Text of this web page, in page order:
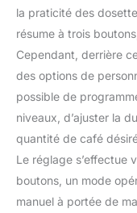
la praticité des
résume à trois
Cependant, derrière
des options de
possible de
niveaux, d’ajuster la
quantité de café
Le réglage s’effectue
boutons, un mode
manuel à portée de